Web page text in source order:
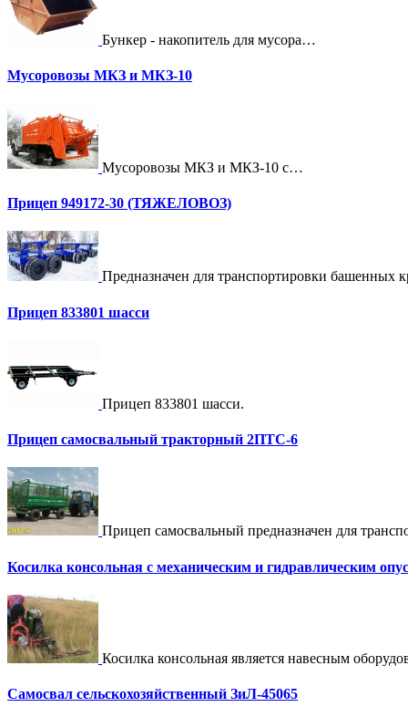
Бункер - накопитель для мусора…
Мусоровозы МКЗ и МКЗ-10
Мусоровозы МКЗ и МКЗ-10 с…
Прицеп 949172-30 (ТЯЖЕЛОВОЗ)
Предназначен для транспортировки башенных
Прицеп 833801 шасси
Прицеп 833801 шасси.
Прицеп самосвальный тракторный 2ПТС-6
Прицеп самосвальный предназначен для
Косилка консольная с механическим и гидравлическим
Косилка консольная является навесным
Самосвал сельскохозяйственный ЗиЛ-45065